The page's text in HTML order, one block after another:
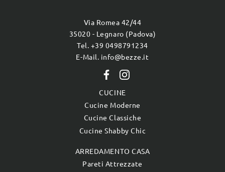
Via Romea 42/44
35020 - Legnaro (Padova)
Tel. +39 0498791234
E-Mail. info@bezze.it
CUCINE
Cucine Moderne
Cucine Classiche
Cucine Shabby Chic
ARREDAMENTO CASA
Pareti Attrezzate